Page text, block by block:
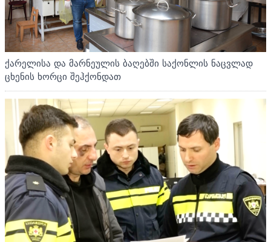
ქარელისა და მარნეულის ბაღებში საქონლის ნაცვლად
ცხენის ხორცი შეჰქონდათ